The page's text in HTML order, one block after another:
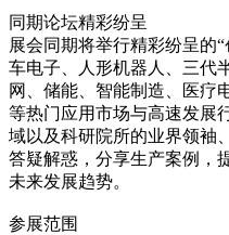
同期论坛精彩纷呈
展会同期将举行精彩纷呈的
车电子、人形机器人、三代
网、储能、智能制造、医疗
等热门应用市场与高速发展
域以及科研院所的业界领袖
答疑解惑，分享生产案例，
未来发展趋势。
参展范围